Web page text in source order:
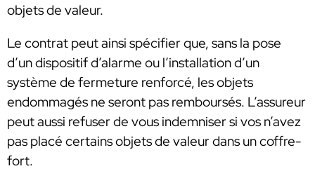
objets de valeur.
Le contrat peut ainsi spécifier que, sans la pose
d’un dispositif d’alarme ou l’installation d’un
système de fermeture renforcé, les objets
endommagés ne seront pas remboursés. L’assureur
peut aussi refuser de vous indemniser si vos n’avez
pas placé certains objets de valeur dans un coffre-
fort.